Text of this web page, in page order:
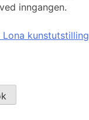
inngangen.
Lona kunstutstilling